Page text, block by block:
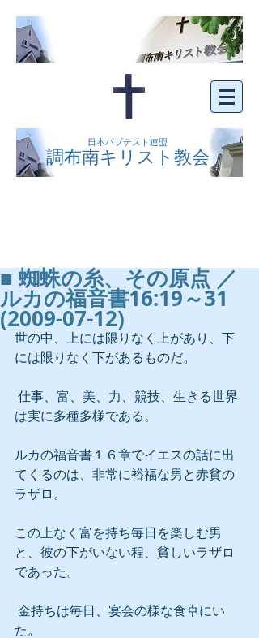
日本バプテスト連盟
調布南キリスト教会
■ 蜘蛛の糸、その原点 ／
ルカの福音書16:19～31
(2009-07-12)
世の中、上には限りなく上があり、下
には限りなく下があるものだ。
は実に多種多様である。
ルカの福音書１６章でイエスの話に出
てくるのは、非常に裕福な男と赤貧の
ラザロ。
この上なく富を持ち毎日を楽しむ男
と、彼の下がいない程、貧しいラザロ
であった。
た。